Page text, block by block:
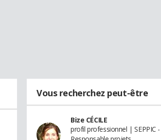
Vous recherchez peut-être
Bize CÉCILE
profil professionnel | SEPPIC -